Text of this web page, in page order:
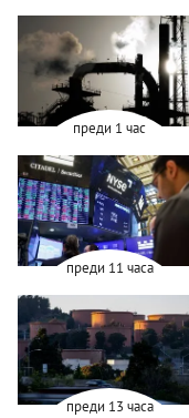
преди 1 час
преди 11 часа
преди 13 часа